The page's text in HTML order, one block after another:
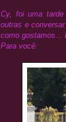
Cy, foi uma tarde
outras e
como gostamos...
Para você: